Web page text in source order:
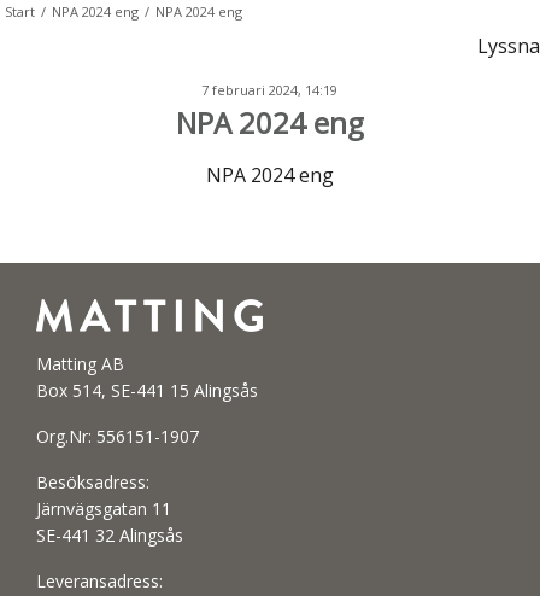
Start / NPA 2024 eng / NPA 2024 eng
Lyssna
7 februari 2024, 14:19
NPA 2024 eng
NPA 2024 eng
Matting AB
Box 514, SE-441 15 Alingsås
Org.Nr: 556151-1907
Besöksadress:
Järnvägsgatan 11
SE-441 32 Alingsås
Leveransadress: